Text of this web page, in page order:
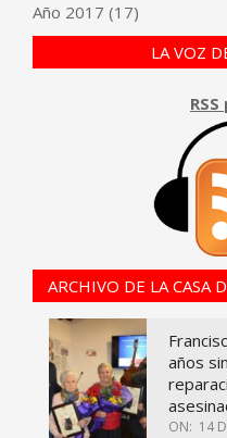
Año 2017 (17)
LA VOZ
ARCHIVO DE LA CASA
años
ON: 14